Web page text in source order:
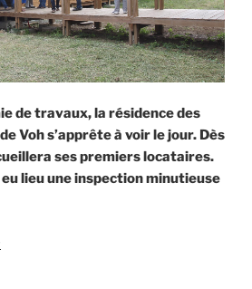
de travaux, la résidence des
Voh s’apprête à voir le jour. Dès
ses premiers locataires.
lieu une inspection minutieuse